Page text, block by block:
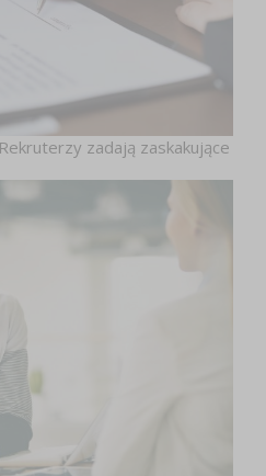
zadają zaskakujące